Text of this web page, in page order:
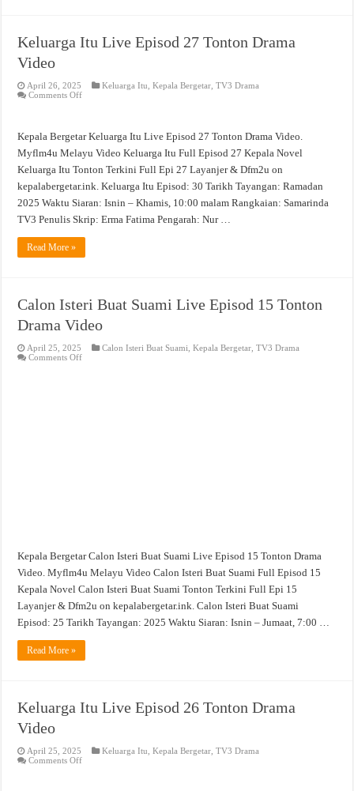
Keluarga Itu Live Episod 27 Tonton Drama
Video
April 26, 2025 Keluarga Itu ,Kepala Bergetar ,TV3 Drama
Comments Offon
Episod
27
Tonton
Drama
Video
Kepala Bergetar Keluarga Itu Live Episod 27 Tonton Drama Video.
Myflm4u Melayu Video Keluarga Itu Full Episod 27 Kepala Novel
Keluarga Itu Tonton Terkini Full Epi 27 Layanjer & Dfm2u on
kepalabergetar.ink. Keluarga Itu Episod: 30 Tarikh Tayangan: Ramadan
2025 Waktu Siaran: Isnin – Khamis, 10:00 malam Rangkaian: Samarinda
TV3 Penulis Skrip: Erma Fatima Pengarah: Nur …
Read More »
Calon Isteri Buat Suami Live Episod 15 Tonton
Drama Video
April 25, 2025 Calon Isteri Buat Suami ,Kepala Bergetar ,TV3 Drama
Comments Offon
Kepala Bergetar Calon Isteri Buat Suami Live Episod 15 Tonton Drama
Video. Myflm4u Melayu Video Calon Isteri Buat Suami Full Episod 15
Kepala Novel Calon Isteri Buat Suami Tonton Terkini Full Epi 15
Layanjer & Dfm2u on kepalabergetar.ink. Calon Isteri Buat Suami
Episod: 25 Tarikh Tayangan: 2025 Waktu Siaran: Isnin – Jumaat, 7:00 …
Read More »
Keluarga Itu Live Episod 26 Tonton Drama
Video
April 25, 2025 Keluarga Itu ,Kepala Bergetar ,TV3 Drama
Comments Offon